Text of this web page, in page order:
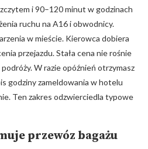
i 90–120 minut w godzinach
ruchu na A16 i obwodnicy.
w mieście. Kierowca dobiera
przejazdu. Stała cena nie rośnie
W razie opóźnień otrzymasz
godziny zameldowania w hotelu
Ten zakres odzwierciedla typowe
przewóz bagażu